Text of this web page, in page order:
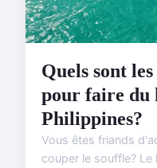
Quels sont
pour faire du
Philippines?
Vous êtes friands
couper le souffle?